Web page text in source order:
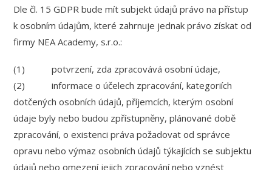
Dle čl. 15 GDPR bude mít subjekt údajů právo na přístup
k osobním údajům, které zahrnuje jednak právo získat od
firmy NEA Academy, s.r.o.:
(1) potvrzení, zda zpracovává osobní údaje,
(2) informace o účelech zpracování, kategoriích
dotčených osobních údajů, příjemcích, kterým osobní
údaje byly nebo budou zpřístupněny, plánované době
zpracování, o existenci práva požadovat od správce
opravu nebo výmaz osobních údajů týkajících se subjektu
údajů nebo omezení jejich zpracování nebo vznést